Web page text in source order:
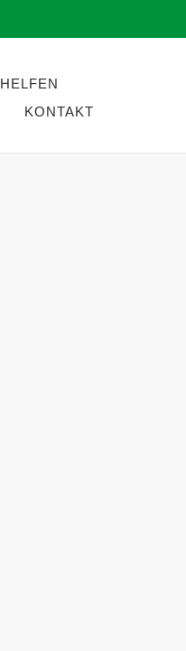
HELFEN
KONTAKT